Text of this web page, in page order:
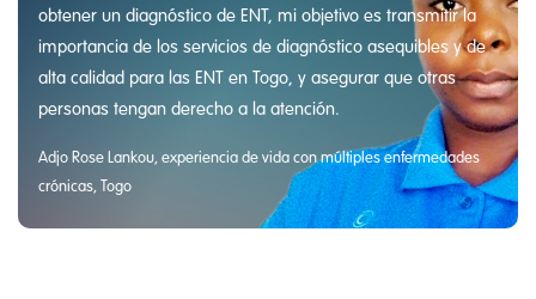
obtener un diagnóstico de ENT, mi objetivo es transmitir la
importancia de los servicios de diagnóstico asequibles y de
alta calidad para las ENT en Togo, y asegurar que otras
personas tengan derecho a la atención.
Adjo Rose Lankou, experiencia de vida con múltiples enfermedades
crónicas, Togo